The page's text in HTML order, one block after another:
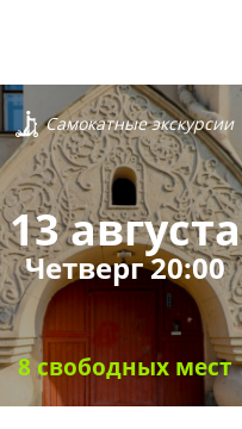
Самокатные экскурсии
13 августа
Четверг 20:00
8 свободных мест